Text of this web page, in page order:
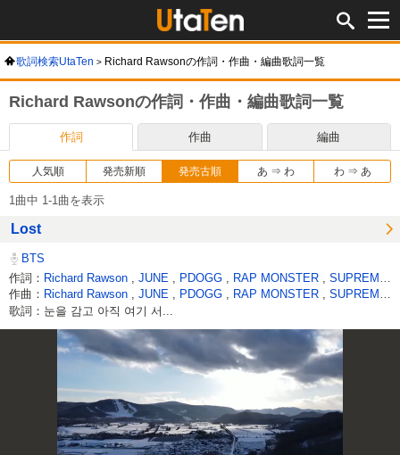
歌詞検索UtaTen Richard Rawsonの作詞・作曲・編曲歌詞一覧
Richard Rawsonの作詞・作曲・編曲歌詞一覧
作詞 作曲 編曲
人気順 発売新順 発売古順 あ ⇒ わ わ ⇒ あ
1曲中 1-1曲を表示
Lost
BTS
作詞： Richard Rawson JUNE PDOGG RAP MONSTER
SUPREME BOI
作曲： Richard Rawson JUNE PDOGG RAP MONSTER SUPREME BOI
歌詞：눈을 감고 아직 여기 서...